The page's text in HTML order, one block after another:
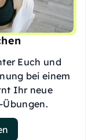
Euch und
bei einem
Ihr neue